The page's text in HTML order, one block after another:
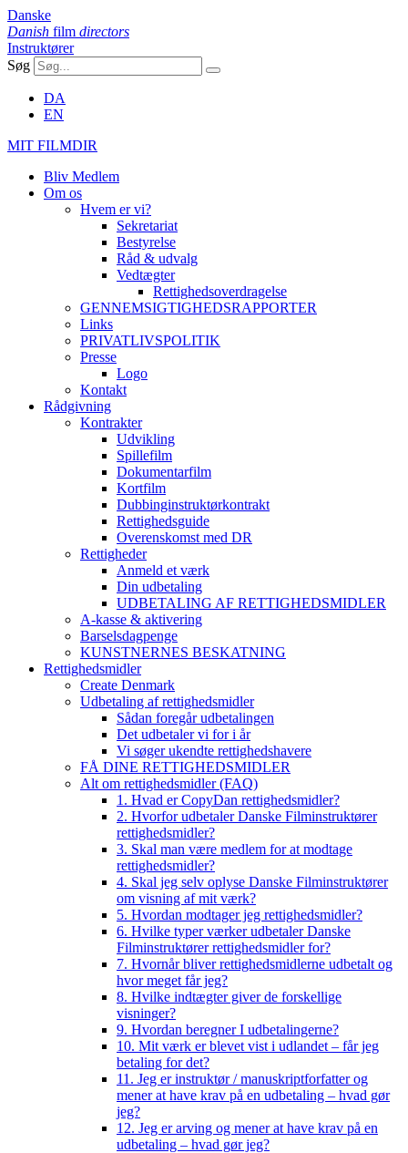
Danske
Danish film directors
Instruktører
Søg
DA
EN
MIT FILMDIR
Bliv Medlem
Om os
Hvem er vi?
Sekretariat
Bestyrelse
Råd & udvalg
Vedtægter
Rettighedsoverdragelse
GENNEMSIGTIGHEDSRAPPORTER
Links
PRIVATLIVSPOLITIK
Presse
Logo
Kontakt
Rådgivning
Kontrakter
Udvikling
Spillefilm
Dokumentarfilm
Kortfilm
Dubbinginstruktørkontrakt
Rettighedsguide
Overenskomst med DR
Rettigheder
Anmeld et værk
Din udbetaling
UDBETALING AF RETTIGHEDSMIDLER
A-kasse & aktivering
Barselsdagpenge
KUNSTNERNES BESKATNING
Rettighedsmidler
Create Denmark
Udbetaling af rettighedsmidler
Sådan foregår udbetalingen
Det udbetaler vi for i år
Vi søger ukendte rettighedshavere
FÅ DINE RETTIGHEDSMIDLER
Alt om rettighedsmidler (FAQ)
1. Hvad er CopyDan rettighedsmidler?
2. Hvorfor udbetaler Danske Filminstruktører
rettighedsmidler?
3. Skal man være medlem for at modtage
rettighedsmidler?
4. Skal jeg selv oplyse Danske Filminstruktører
om visning af mit værk?
5. Hvordan modtager jeg rettighedsmidler?
6. Hvilke typer værker udbetaler Danske
Filminstruktører rettighedsmidler for?
7. Hvornår bliver rettighedsmidlerne udbetalt og
hvor meget får jeg?
8. Hvilke indtægter giver de forskellige
visninger?
9. Hvordan beregner I udbetalingerne?
10. Mit værk er blevet vist i udlandet – får jeg
betaling for det?
11. Jeg er instruktør / manuskriptforfatter og
mener at have krav på en udbetaling – hvad gør
jeg?
12. Jeg er arving og mener at have krav på en
udbetaling – hvad gør jeg?